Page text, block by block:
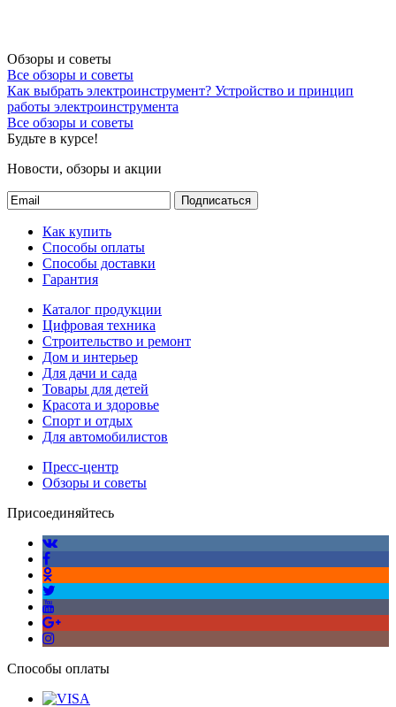
Обзоры и советы
Все обзоры и советы
Как выбрать электроинструмент? Устройство и принцип
работы электроинструмента
Все обзоры и советы
Будьте в курсе!
Новости, обзоры и акции
Подписаться
Как купить
Способы оплаты
Способы доставки
Гарантия
Каталог продукции
Цифровая техника
Строительство и ремонт
Дом и интерьер
Для дачи и сада
Товары для детей
Красота и здоровье
Спорт и отдых
Для автомобилистов
Пресс-центр
Обзоры и советы
Присоединяйтесь
Способы оплаты